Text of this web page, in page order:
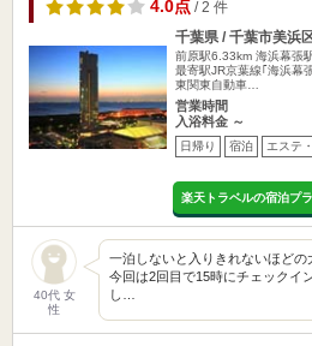
4.0点/ 2 件
千葉県 / 千葉市美浜
前原駅6.33km 海浜幕張
最寄駅JR京葉線｢海浜幕
東関東自動車…
営業時間
入浴料金 ～
日帰り 宿泊 エステ
楽天トラベルの宿泊プ
40代 女
性
一泊しないと入りきれないほどの
今回は2回目で15時にチェックイ
し…